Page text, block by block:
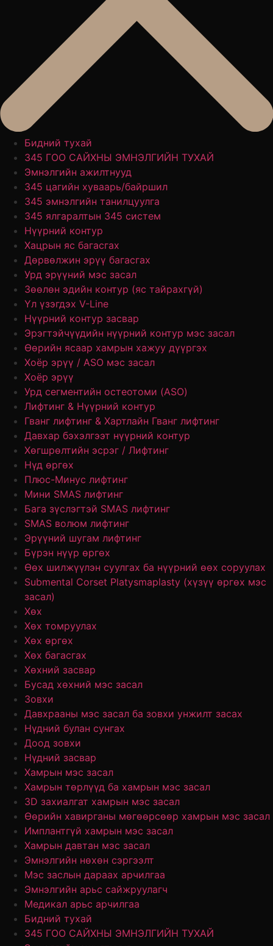
Бидний тухай
345 ГОО САЙХНЫ ЭМНЭЛГИЙН ТУХАЙ
Эмнэлгийн ажилтнууд
345 цагийн хуваарь/байршил
345 эмнэлгийн танилцуулга
345 ялгаралтын 345 систем
Нүүрний контур
Хацрын яс багасгах
Дөрвөлжин эрүү багасгах
Урд эрүүний мэс засал
Зөөлөн эдийн контур (яс тайрахгүй)
Үл үзэгдэх V-Line
Нүүрний контур засвар
Эрэгтэйчүүдийн нүүрний контур мэс засал
Өөрийн ясаар хамрын хажуу дүүргэх
Хоёр эрүү / ASO мэс засал
Хоёр эрүү
Урд сегментийн остеотоми (ASO)
Лифтинг & Нүүрний контур
Гванг лифтинг & Хартлайн Гванг лифтинг
Давхар бэхэлгээт нүүрний контур
Хөгшрөлтийн эсрэг / Лифтинг
Нүд өргөх
Плюс-Минус лифтинг
Мини SMAS лифтинг
Бага зүслэгтэй SMAS лифтинг
SMAS волюм лифтинг
Эрүүний шугам лифтинг
Бүрэн нүүр өргөх
Өөх шилжүүлэн суулгах ба нүүрний өөх соруулах
Submental Corset Platysmaplasty (хүзүү өргөх мэс
засал)
Хөх
Хөх томруулах
Хөх өргөх
Хөх багасгах
Хөхний засвар
Бусад хөхний мэс засал
Зовхи
Давхрааны мэс засал ба зовхи унжилт засах
Нүдний булан сунгах
Доод зовхи
Нүдний засвар
Хамрын мэс засал
Хамрын төрлүүд ба хамрын мэс засал
3D захиалгат хамрын мэс засал
Өөрийн хавирганы мөгөөрсөөр хамрын мэс засал
Имплантгүй хамрын мэс засал
Хамрын давтан мэс засал
Эмнэлгийн нөхөн сэргээлт
Мэс заслын дараах арчилгаа
Эмнэлгийн арьс сайжруулагч
Медикал арьс арчилгаа
Бидний тухай
345 ГОО САЙХНЫ ЭМНЭЛГИЙН ТУХАЙ